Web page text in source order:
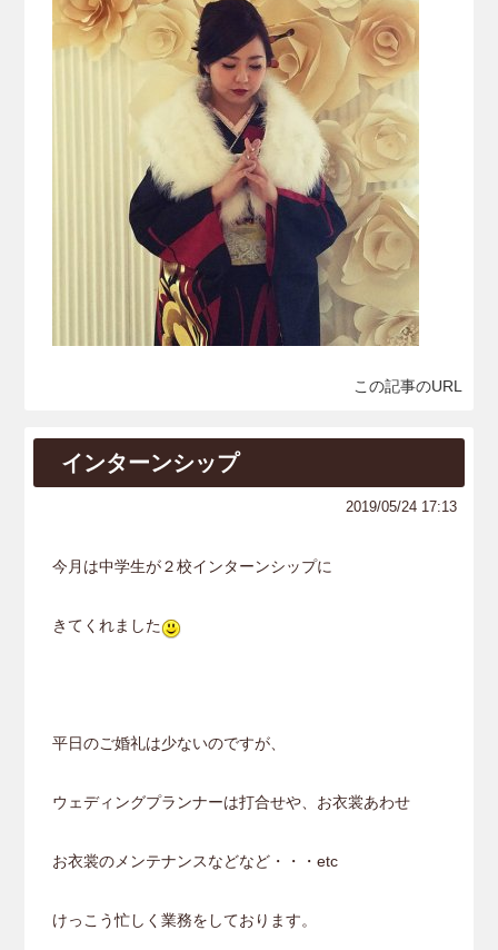
この記事のURL
インターンシップ
2019/05/24 17:13
今月は中学生が２校インターンシップに
きてくれました
平日のご婚礼は少ないのですが、
ウェディングプランナーは打合せや、お衣裳あわせ
お衣裳のメンテナンスなどなど・・・etc
けっこう忙しく業務をしております。